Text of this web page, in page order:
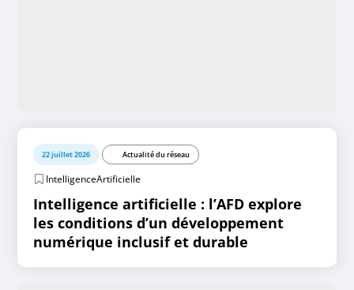
22 juillet 2026 Actualité du réseau
IntelligenceArtificielle
Intelligence artificielle : l’AFD explore
les conditions d’un développement
numérique inclusif et durable